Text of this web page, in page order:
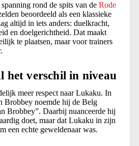
rond de spits van de Rode
beoordeeld als een klassieke
altijd in iets anders: duelkracht,
en doelgerichtheid. Dat maakt
te plaatsen, maar voor trainers
het verschil in niveau
meer respect naar Lukaku. In
Brobbey noemde hij de Belg
Brobbey”. Daarbij nuanceerde hij
doet, maar dat Lukaku in zijn
een echte geweldenaar was.